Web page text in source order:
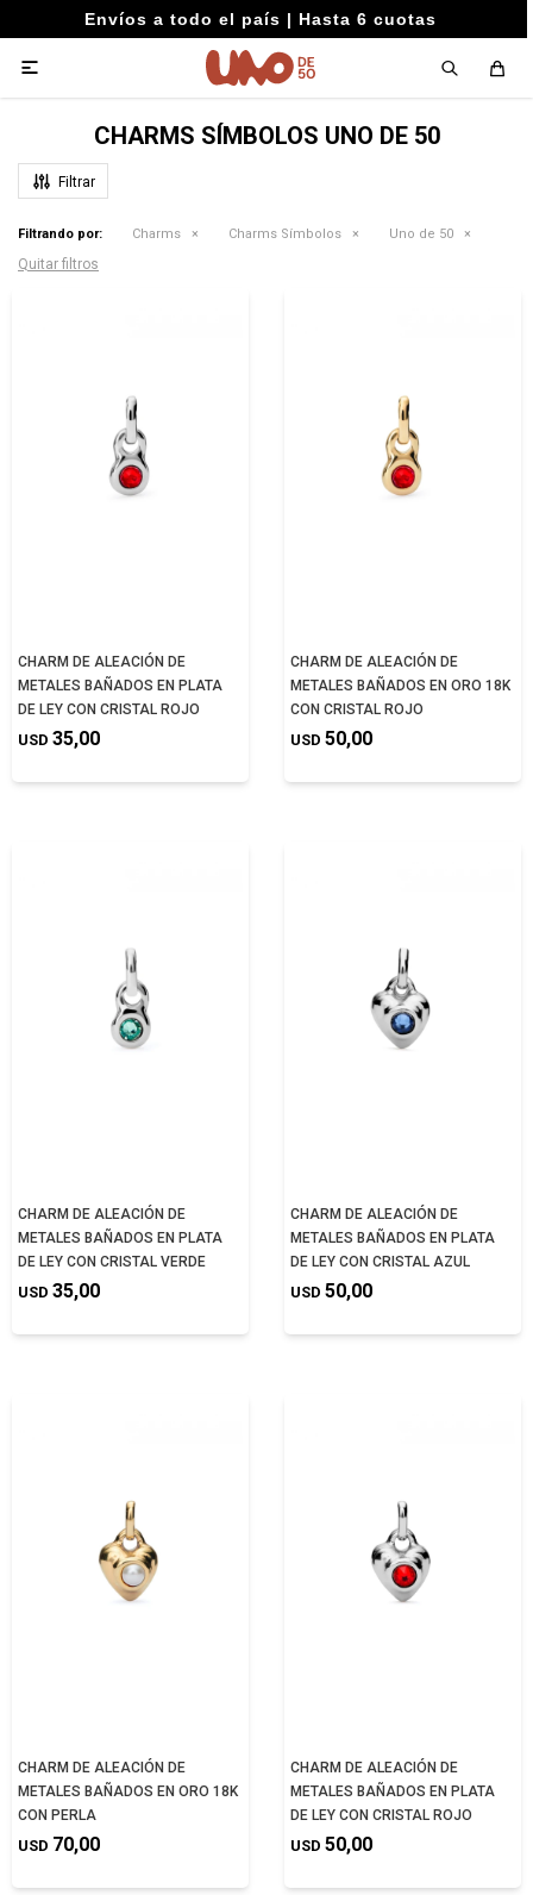
Envíos a todo el país | Hasta 6 cuotas

CHARMS SÍMBOLOS UNO DE 50
Filtrando por: Charms Charms Símbolos Uno de 50
Quitar filtros
CHARM DE ALEACIÓN DE
METALES BAÑADOS EN PLATA
DE LEY CON CRISTAL ROJO
USD 35,00
CHARM DE ALEACIÓN DE
METALES BAÑADOS EN ORO 18K
CON CRISTAL ROJO
USD 50,00
CHARM DE ALEACIÓN DE
METALES BAÑADOS EN PLATA
DE LEY CON CRISTAL VERDE
USD 35,00
CHARM DE ALEACIÓN DE
METALES BAÑADOS EN PLATA
DE LEY CON CRISTAL AZUL
USD 50,00
CHARM DE ALEACIÓN DE
METALES BAÑADOS EN ORO 18K
CON PERLA
USD 70,00
CHARM DE ALEACIÓN DE
METALES BAÑADOS EN PLATA
DE LEY CON CRISTAL ROJO
USD 50,00